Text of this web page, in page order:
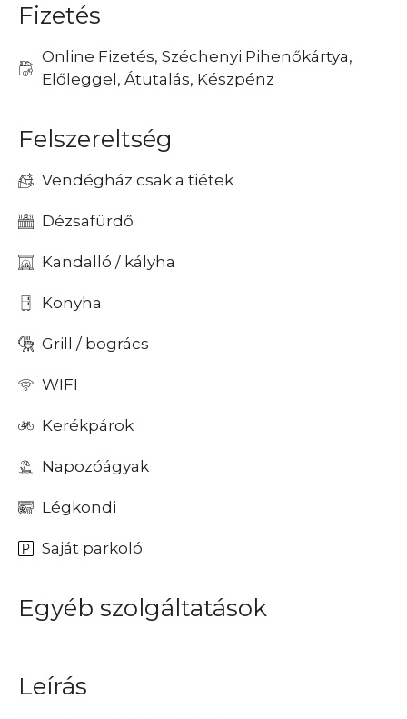
Felszereltség
Vendégház csak a tiétek
Dézsafürdő
Kandalló / kályha
Konyha
Grill / bogrács
WIFI
Kerékpárok
Napozóágyak
Légkondi
Saját parkoló
Fizetés
Online Fizetés, Széchenyi Pihenőkártya,
Előleggel, Átutalás, Készpénz
Egyéb szolgáltatások
Leírás